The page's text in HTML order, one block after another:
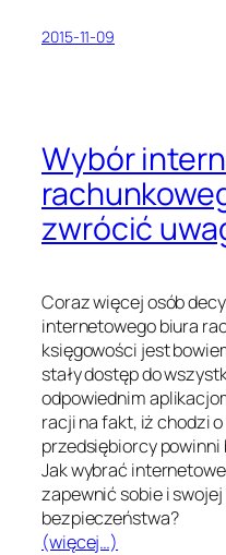
2015-11-09
Wybór
zwrócić
Coraz więcej osób
internetowego biura
księgowości jest
stały dostęp do
odpowiednim
racji na fakt, iż chodzi
przedsiębiorcy
Jak wybrać
zapewnić sobie i
bezpieczeństwa?
(więcej…)